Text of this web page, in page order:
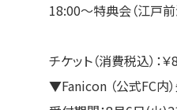
18:00～特典会（江戸
チケット（消費税込）：
▼Fanicon （公式FC内